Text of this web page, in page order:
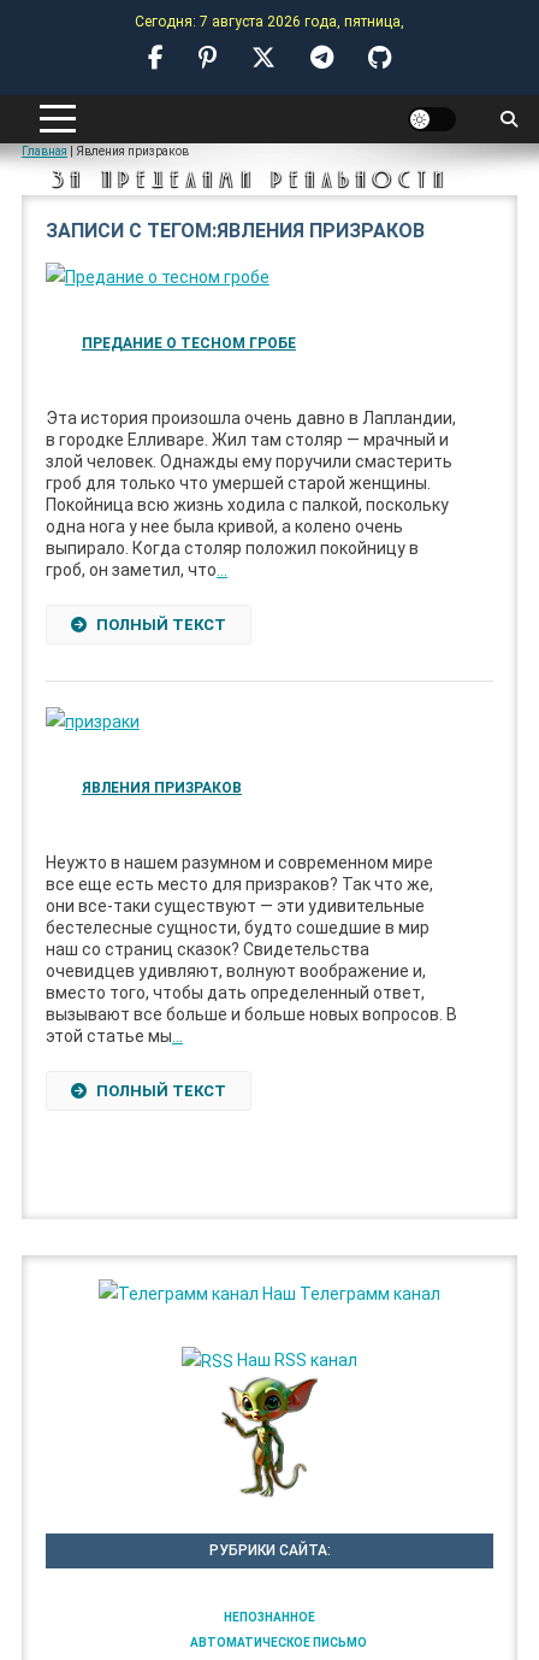
Сегодня: 7 августа 2026 года, пятница,
ANOMALY-HUB
ЗА ПРЕДЕЛАМИ РЕАЛЬНОСТИ
Главная Явления призраков
ЗАПИСИ С ТЕГОМ:ЯВЛЕНИЯ ПРИЗРАКОВ
ПРЕДАНИЕ О ТЕСНОМ ГРОБЕ
Эта история произошла очень давно в Лапландии,
в городке Елливаре. Жил там столяр — мрачный и
злой человек. Однажды ему поручили смастерить
гроб для только что умершей старой женщины.
Покойница всю жизнь ходила с палкой, поскольку
одна нога у нее была кривой, а колено очень
выпирало. Когда столяр положил покойницу в
гроб, он заметил, что
ПОЛНЫЙ ТЕКСТ
ЯВЛЕНИЯ ПРИЗРАКОВ
Неужто в нашем разумном и современном мире
все еще есть место для призраков? Так что же,
они все-таки существуют — эти удивительные
бестелесные сущности, будто сошедшие в мир
наш со страниц сказок? Свидетельства
очевидцев удивляют, волнуют воображение и,
вместо того, чтобы дать определенный ответ,
вызывают все больше и больше новых вопросов. В
этой статье мы
ПОЛНЫЙ ТЕКСТ
Наш Телеграмм канал
Наш RSS канал
РУБРИКИ САЙТА:
НЕПОЗНАННОЕ
АВТОМАТИЧЕСКОЕ ПИСЬМО